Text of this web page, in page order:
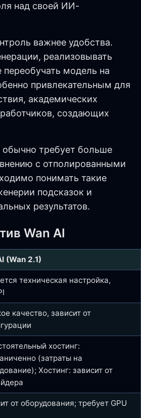
над своей ИИ-
важнее удобства.
реализовывать
модель на
привлекательным для
академических
создающих
требует больше
с отполированными
понимать такие
подсказок и
результатов.
Wan AI
(Wan 2.1)
техническая настройка,
качество, зависит от
хостинг:
(затраты на
Хостинг: зависит от
от оборудования; требует GPU